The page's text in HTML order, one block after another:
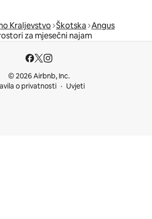
Kraljevstvo Škotska Angus
za mjesečni najam
© 2026 Airbnb, Inc.
o privatnosti
Uvjeti